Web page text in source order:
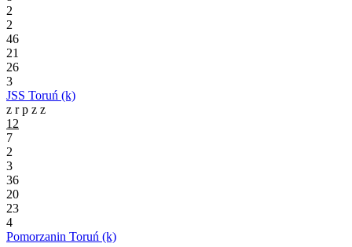
2
2
46
21
26
3
JSS Toruń (k)
z rp z z
12
7
2
3
36
20
23
4
Pomorzanin Toruń (k)